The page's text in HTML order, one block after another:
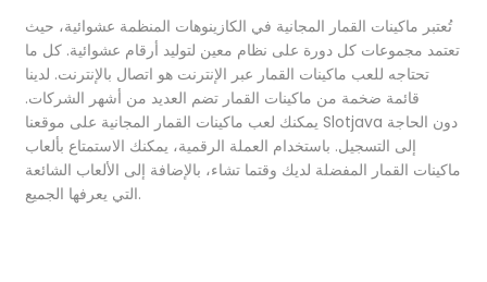
تُعتبر ماكينات القمار المجانية في الكازينوهات المنظمة عشوائية، حيث
تعتمد مجموعات كل دورة على نظام معين لتوليد أرقام عشوائية. كل ما
تحتاجه للعب ماكينات القمار عبر الإنترنت هو اتصال بالإنترنت. لدينا
قائمة ضخمة من ماكينات القمار تضم العديد من أشهر الشركات.
يمكنك لعب ماكينات القمار المجانية على موقعنا Slotjava دون الحاجة
إلى التسجيل. باستخدام العملة الرقمية، يمكنك الاستمتاع بألعاب
ماكينات القمار المفضلة لديك وقتما تشاء، بالإضافة إلى الألعاب الشائعة
التي يعرفها الجميع.